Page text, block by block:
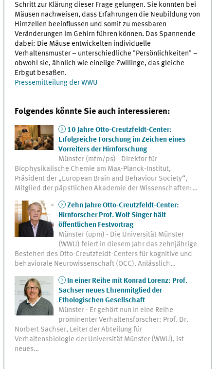
Schritt zur Klärung dieser Frage gelungen. Sie konnten bei
Mäusen nachweisen, dass Erfahrungen die Neubildung von
Hirnzellen beeinflussen und somit zu messbaren
Veränderungen im Gehirn führen können. Das Spannende
dabei: Die Mäuse entwickelten individuelle
Verhaltensmuster – unterschiedliche "Persönlichkeiten" –
obwohl sie, ähnlich wie eineiige Zwillinge, das gleiche
Erbgut besaßen.
Pressemitteilung der WWU
Folgendes könnte Sie auch interessieren:
10 Jahre Otto-Creutzfeldt-Center:
Erfolgreiche Forschung im Zeichen eines
Vorreiters der Hirnforschung
Münster (mfm/ps) - Direktor für
Biophysikalische Chemie am Max-Planck-Institut,
Präsident der „European Brain and Behaviour Society“,
Mitglied der päpstlichen Akademie der Wissenschaften:…
Zehn Jahre Otto-Creutzfeldt-Center:
Hirnforscher Prof. Wolf Singer hält
öffentlichen Festvortrag
Münster (upm) - Die Universität Münster
(WWU) feiert in diesem Jahr das zehnjährige
Bestehen des Otto-Creutzfeldt-Centers für kognitive und
behaviorale Neurowissenschaft (OCC). Anlässlich…
In einer Reihe mit Konrad Lorenz: Prof.
Sachser neues Ehrenmitglied der
Ethologischen Gesellschaft
Münster - Er gehört nun in eine Reihe
prominenter Verhaltensforscher: Prof. Dr.
Norbert Sachser, Leiter der Abteilung für
Verhaltensbiologie der Universität Münster (WWU), ist
neues…